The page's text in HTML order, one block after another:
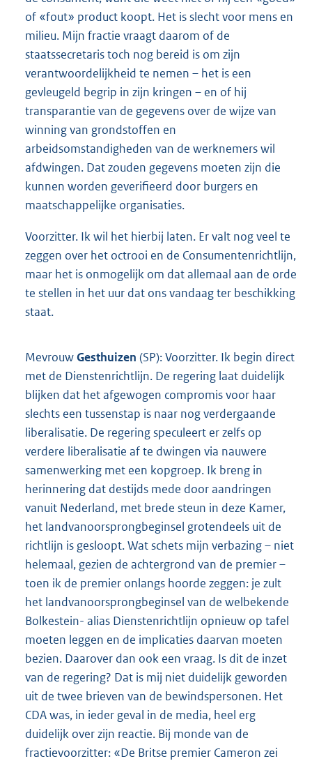
of «fout» product koopt. Het is slecht voor mens en
milieu. Mijn fractie vraagt daarom of de
staatssecretaris toch nog bereid is om zijn
verantwoordelijkheid te nemen – het is een
gevleugeld begrip in zijn kringen – en of hij
transparantie van de gegevens over de wijze van
winning van grondstoffen en
arbeidsomstandigheden van de werknemers wil
afdwingen. Dat zouden gegevens moeten zijn die
kunnen worden geverifieerd door burgers en
maatschappelijke organisaties.
Voorzitter. Ik wil het hierbij laten. Er valt nog veel te
zeggen over het octrooi en de Consumentenrichtlijn,
maar het is onmogelijk om dat allemaal aan de orde
te stellen in het uur dat ons vandaag ter beschikking
staat.
MevrouwGesthuizen (SP): Voorzitter. Ik begin direct
met de Dienstenrichtlijn. De regering laat duidelijk
blijken dat het afgewogen compromis voor haar
slechts een tussenstap is naar nog verdergaande
liberalisatie. De regering speculeert er zelfs op
verdere liberalisatie af te dwingen via nauwere
samenwerking met een kopgroep. Ik breng in
herinnering dat destijds mede door aandringen
vanuit Nederland, met brede steun in deze Kamer,
het landvanoorsprongbeginsel grotendeels uit de
richtlijn is gesloopt. Wat schets mijn verbazing – niet
helemaal, gezien de achtergrond van de premier –
toen ik de premier onlangs hoorde zeggen: je zult
het landvanoorsprongbeginsel van de welbekende
Bolkestein- alias Dienstenrichtlijn opnieuw op tafel
moeten leggen en de implicaties daarvan moeten
bezien. Daarover dan ook een vraag. Is dit de inzet
van de regering? Dat is mij niet duidelijk geworden
uit de twee brieven van de bewindspersonen. Het
CDA was, in ieder geval in de media, heel erg
duidelijk over zijn reactie. Bij monde van de
fractievoorzitter: «De Britse premier Cameron zei